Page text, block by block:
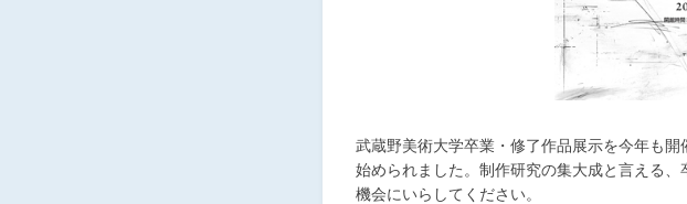
武蔵野美術大学卒業・修了作品展示を今年も
始められました。制作研究の集大成と言える
機会にいらしてください。